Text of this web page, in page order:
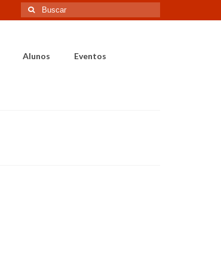
Buscar
por:
Alunos Eventos